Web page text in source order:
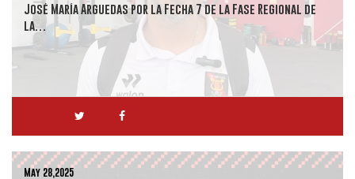
José María Arguedas por la Fecha 7 de la Fase Regional de
la…
May 28,2025